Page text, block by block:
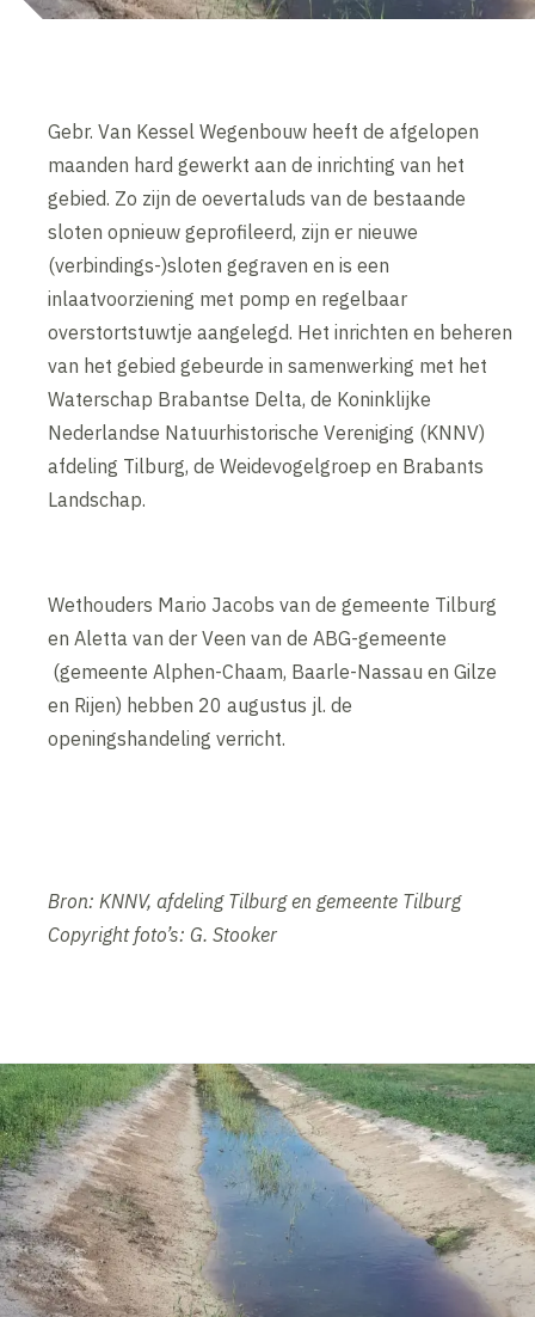
Gebr. Van Kessel Wegenbouw heeft de afgelopen
maanden hard gewerkt aan de inrichting van het
gebied. Zo zijn de oevertaluds van de bestaande
sloten opnieuw geprofileerd, zijn er nieuwe
(verbindings-)sloten gegraven en is een
inlaatvoorziening met pomp en regelbaar
overstortstuwtje aangelegd. Het inrichten en beheren
van het gebied gebeurde in samenwerking met het
Waterschap Brabantse Delta, de Koninklijke
Nederlandse Natuurhistorische Vereniging (KNNV)
afdeling Tilburg, de Weidevogelgroep en Brabants
Landschap.
Wethouders Mario Jacobs van de gemeente Tilburg
en Aletta van der Veen van de ABG-gemeente
(gemeente Alphen-Chaam, Baarle-Nassau en Gilze
en Rijen) hebben 20 augustus jl. de
openingshandeling verricht.
Bron: KNNV, afdeling Tilburg en gemeente Tilburg
Copyright foto’s: G. Stooker